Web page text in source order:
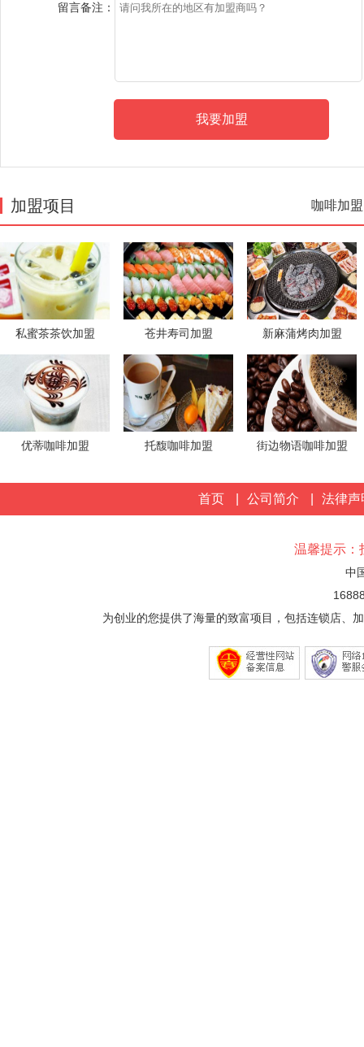
留言备注：
加盟项目 咖啡加盟
私蜜茶茶饮加盟 苍井寿司加盟 新麻蒲烤肉加盟
优蒂咖啡加盟 托馥咖啡加盟 街边物语咖啡加盟
首页 公司简介 法律声
温馨提示：
中
为创业的您提供了海量的致富项目，包括连锁店、